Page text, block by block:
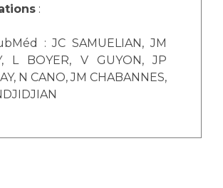
:
: JC SAMUELIAN, JM
L BOYER, V GUYON, JP
N CANO, JM CHABANNES,